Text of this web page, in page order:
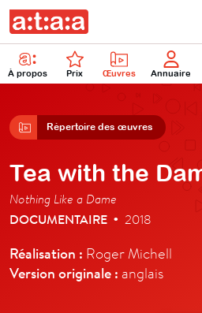
À propos Prix Œuvres Annuaire
Répertoire des œuvres
Tea with the
Nothing Like a Dame
DOCUMENTAIRE • 2018
Réalisation : Roger Michell
Version originale : anglais